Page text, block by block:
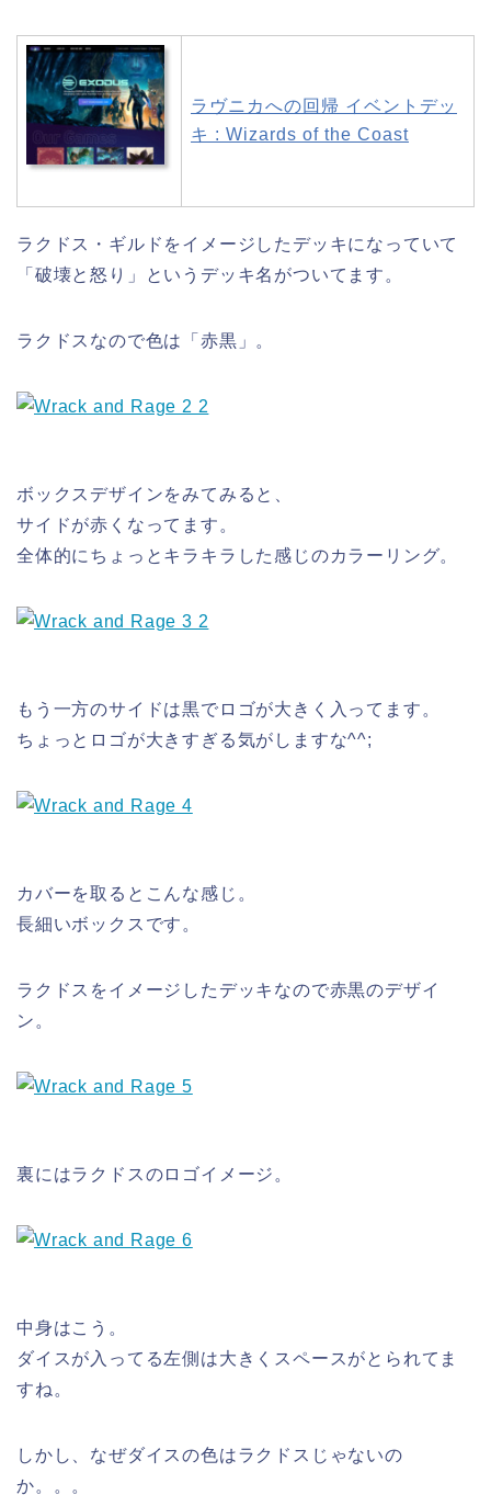
ラヴニカへの回帰 イベントデッ
キ : Wizards of the Coast
ラクドス・ギルドをイメージしたデッキになっていて
「破壊と怒り」というデッキ名がついてます。
ラクドスなので色は「赤黒」。
ボックスデザインをみてみると、
サイドが赤くなってます。
全体的にちょっとキラキラした感じのカラーリング。
もう一方のサイドは黒でロゴが大きく入ってます。
ちょっとロゴが大きすぎる気がしますな^^;
カバーを取るとこんな感じ。
長細いボックスです。
ラクドスをイメージしたデッキなので赤黒のデザイ
ン。
裏にはラクドスのロゴイメージ。
中身はこう。
ダイスが入ってる左側は大きくスペースがとられてま
すね。
しかし、なぜダイスの色はラクドスじゃないの
か。。。